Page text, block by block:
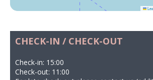
CHECK-IN / CHECK-OUT
Check-in: 15:00
Check-out: 11:00